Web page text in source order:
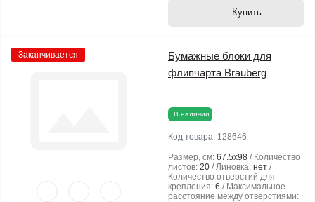
Купить
Заканчивается
Бумажные блоки для
флипчарта Brauberg
В наличии
Код товара: 128646
Размер, см: 67.5х98
Количество
листов: 20 Линовка: нет
Количество отверстий для
крепления: 6
Максимальное
расстояние между отверстиями: